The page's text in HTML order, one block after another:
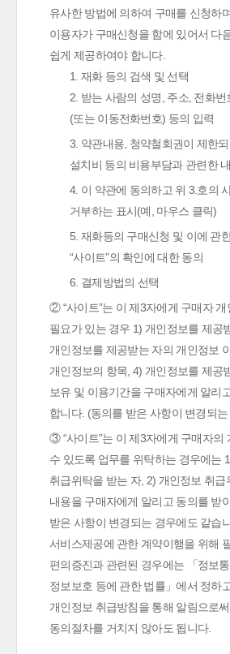
유사한 방법에 의하여 구매를 신청하
이용자가 구매신청을 함에 있어서 다
쉽게 제공하여야 합니다.
1. 재화 등의 검색 및 선택
2. 받는 사람의 성명, 주소, 전화
(또는 이동전화번호) 등의 입력
3. 약관내용, 청약철회권이 제한
설치비 등의 비용부담과 관련한
4. 이 약관에 동의하고 위 3.호의
거부하는 표시(예, 마우스 클릭)
5. 재화등의 구매신청 및 이에 관
“사이트”의 확인에 대한 동의
6. 결제방법의 선택
② “사이트”는 이 제3자에게 구매자
필요가 있는 경우 1) 개인정보를 제공
개인정보를 제공받는 자의 개인정보
개인정보의 항목, 4) 개인정보를 제공
보유 및 이용기간을 구매자에게 알리
합니다. (동의를 받은 사항이 변경되
③ “사이트”는 이 제3자에게 구매자의
수 있도록 업무를 위탁하는 경우에는
취급위탁을 받는 자, 2) 개인정보 취급
내용을 구매자에게 알리고 동의를 받
받은 사항이 변경되는 경우에도 같습
서비스제공에 관한 계약이행을 위해
편의증진과 관련된 경우에는 「정보
정보보호 등에 관한 법률」에서 정하
개인정보 취급방침을 통해 알림으로
동의절차를 거치지 않아도 됩니다.